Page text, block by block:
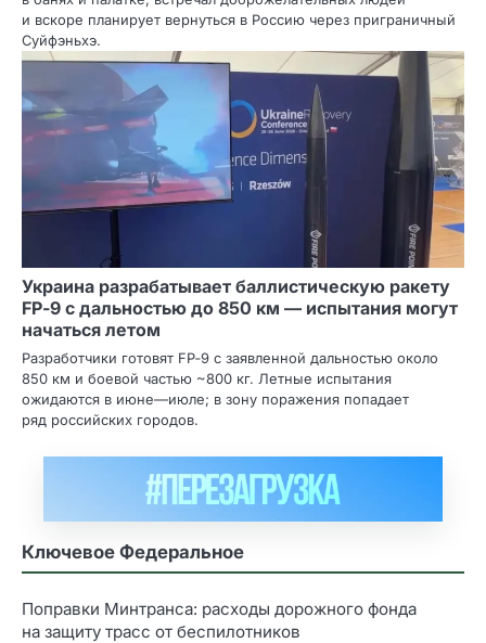
и вскоре планирует вернуться в Россию через приграничный
Суйфэньхэ.
Украина разрабатывает баллистическую ракету
FP‑9 с дальностью до 850 км — испытания могут
начаться летом
Разработчики готовят FP‑9 с заявленной дальностью около
850 км и боевой частью ~800 кг. Летные испытания
ожидаются в июне—июле; в зону поражения попадает
ряд российских городов.
Ключевое Федеральное
Поправки Минтранса: расходы дорожного фонда
на защиту трасс от беспилотников